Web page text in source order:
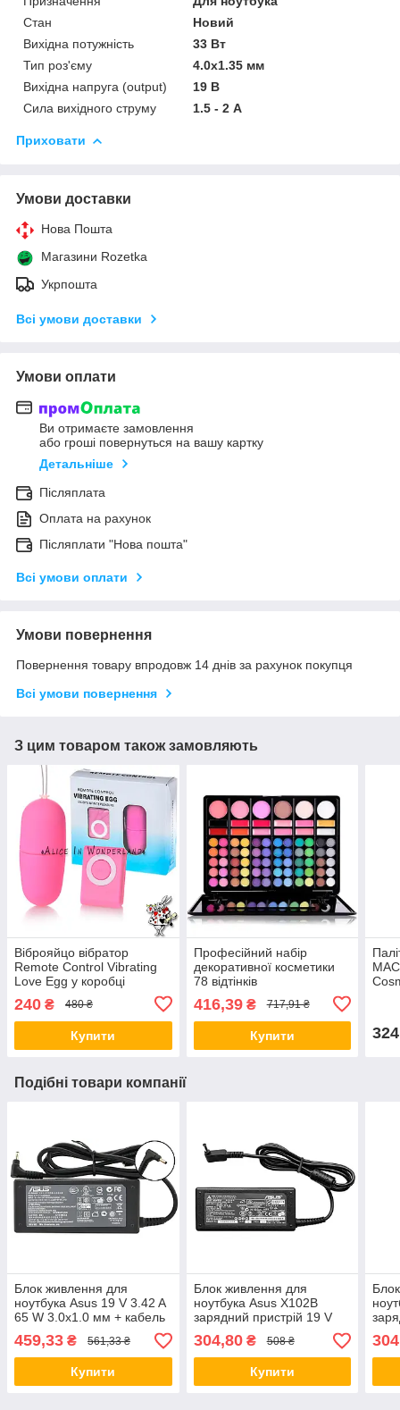
Стан
Новий
Вихідна потужність
33 Вт
Тип роз'єму
4.0x1.35 мм
Вихідна напруга (output)
19 В
Сила вихідного струму
1.5 - 2 А
Приховати
Умови доставки
Нова Пошта
Магазини Rozetka
Укрпошта
Всі умови доставки
Умови оплати
Ви отримаєте замовлення
або гроші повернуться на вашу картку
Детальніше
Післяплата
Оплата на рахунок
Післяплати "Нова пошта"
Всі умови оплати
Умови повернення
Повернення товару впродовж 14 днів за рахунок покупця
Всі умови повернення
З цим товаром також замовляють
Віброяйцо вібратор
Remote Control Vibrating
Love Egg у коробці
тренування м'язів піхви
240 ₴ 480 ₴
Купити
Професійний набір
декоративної косметики
78 відтінків
416,39₴ 717,91 ₴
Купити
Подібні товари компанії
Блок живлення для
ноутбука Asus 19 V 3.42 A
65 W 3.0x1.0 мм + кабель
живлення (2096)
459,33 ₴ 561,33 ₴
Купити
Блок живлення для
ноутбука Asus X102B
зарядний пристрій 19 V
1.75 A 33 W 4.0*1.35
304,80₴ 508 ₴
Купити